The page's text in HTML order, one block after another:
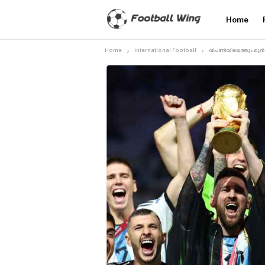
Home
Home International Football വിപണിയിലെത്തും